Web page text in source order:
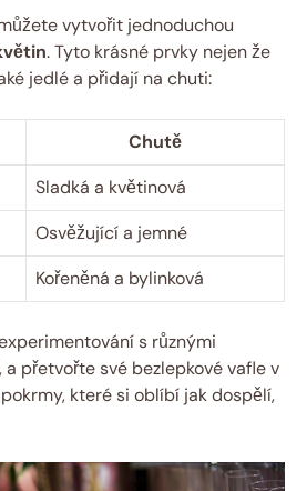
vytvořit jednoduchou
. Tyto krásné prvky nejen že
jedlé a přidají na chuti:
Chutě
Sladká a květinová
Osvěžující a jemné
Kořeněná a bylinková
s různými
přetvořte své bezlepkové vafle v
které si oblíbí jak dospělí,